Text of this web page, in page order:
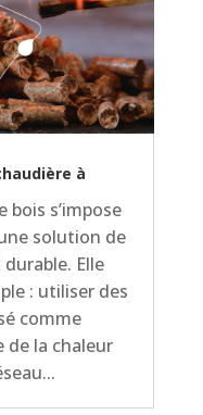
à
bois s’impose
solution de
Elle
: utiliser des
comme
de la chaleur